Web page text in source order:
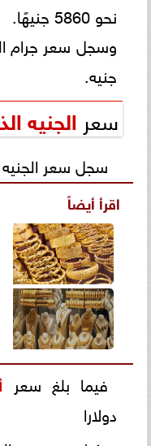
نحو 5860 جنيهًا.
وسجل سعر جرام
جنيه.
سعر الجنيه
سجل سعر الجنيه الذهب
اقرأ أيضاً
فيما بلغ سعر
دولارا